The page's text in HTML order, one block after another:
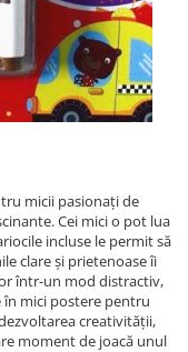
micii pasionați de
Cei mici o pot lua
incluse le permit să
clare și prietenoase îi
într-un mod distractiv,
mici postere pentru
creativității,
moment de joacă unul